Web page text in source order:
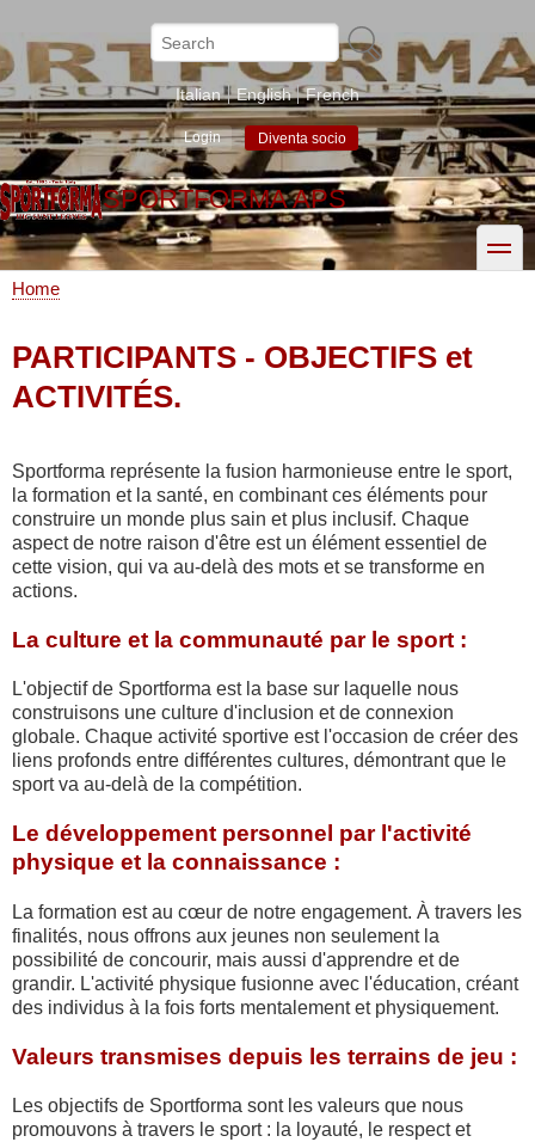
main
content
Search
Italian English French
Login Diventa socio
SPORTFORMA APS
toggle
Home
PARTICIPANTS - OBJECTIFS et
ACTIVITÉS.
Sportforma représente la fusion harmonieuse entre le sport,
la formation et la santé, en combinant ces éléments pour
construire un monde plus sain et plus inclusif. Chaque
aspect de notre raison d'être est un élément essentiel de
cette vision, qui va au-delà des mots et se transforme en
actions.
La culture et la communauté par le sport :
L'objectif de Sportforma est la base sur laquelle nous
construisons une culture d'inclusion et de connexion
globale. Chaque activité sportive est l'occasion de créer des
liens profonds entre différentes cultures, démontrant que le
sport va au-delà de la compétition.
Le développement personnel par l'activité
physique et la connaissance :
La formation est au cœur de notre engagement. À travers les
finalités, nous offrons aux jeunes non seulement la
possibilité de concourir, mais aussi d'apprendre et de
grandir. L'activité physique fusionne avec l'éducation, créant
des individus à la fois forts mentalement et physiquement.
Valeurs transmises depuis les terrains de jeu :
Les objectifs de Sportforma sont les valeurs que nous
promouvons à travers le sport : la loyauté, le respect et